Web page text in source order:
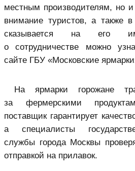
местным производителям, но и
внимание туристов, а также
сказывается на его
о сотрудничестве можно
сайте ГБУ «Московские
На ярмарки горожане
за фермерскими
поставщик гарантирует
а специалисты
службы города Москвы
отправкой на прилавок.